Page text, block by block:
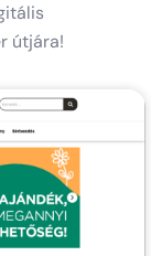
útjára!